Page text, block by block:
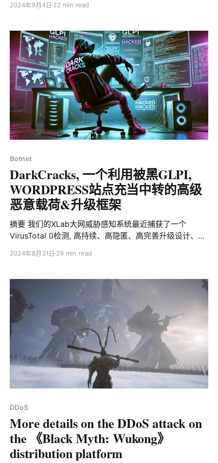
which we have named DarkCracks. This framework is
VirusTotal, high persistence, stealth, and a well-
designed upgrade mechanism, leveraging high-
performance, stable online infrastructure
2024年9月4日 22 min read
Botnet
DarkCracks, 一个利用被黑GLPI,
WORDPRESS站点充当中转的高级
恶意载荷&升级框架
摘要 我们的XLab大网威胁感知系统最近捕获了一个
VirusTotal 0检测, 高持续、高隐匿、高完善升级设计、并
&升级框架系统。 从我们的数据来看，这个我们命名为
通的脚本小子。虽然我们对他的载荷投递&升级框架体系
已经掌握，但由于高隐匿性，它的Launcher组件我们截止
目前尚无显著视野。 不过在8月26日，我们看到在该项目
的开发文件中新增一个受密码保护的名字resume的PDF文
件，随后该文件被重命名为韩文김영미 이력서 (Kim
Young-mi's resume)，考虑到这是一个较为常见的韩文名
字，我们高度怀疑这个组件的一部分功能是针对韩语用户
群体的社工活动。 DarkCracks利用被黑的GLPI,
WORDPRESS站点充当Downloader & C2，收集被入侵设
备敏感信息，维持被入侵设备的长期访问权限，并利用这
攻击者痕迹。我们视野范围内的分布在不同国家的学校网
站，公交系统，甚至监狱访客系统等公众服
2024年8月31日 29 min read
DDoS
More details on the DDoS attack on
the 《Black Myth: Wukong》
distribution platform